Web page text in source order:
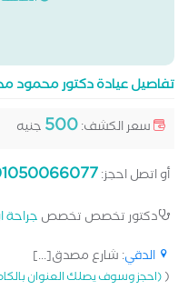
تفاصيل عيادة دكتور محمود
سعر الكشف:500 جنيه
أو اتصل احجز:
دكتور تخصص تخصص جراحة
الدقي: شارع مصدق[...]
((احجز وسوف يصلك العنوان